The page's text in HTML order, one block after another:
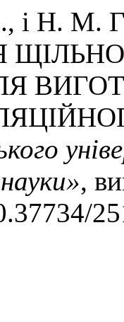
і Н. М.
,